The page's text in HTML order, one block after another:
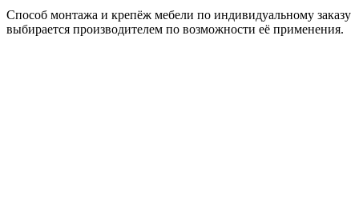
Способ монтажа и крепёж мебели по индивидуальному заказу
выбирается производителем по возможности её применения.